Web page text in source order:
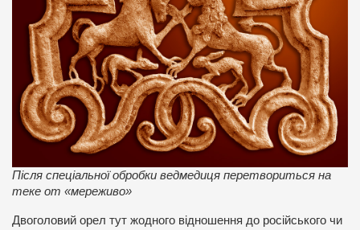
Після спеціальної обробки ведмедиця перетвориться на
теке от «мереживо»
Двоголовий орел тут жодного відношення до російського чи